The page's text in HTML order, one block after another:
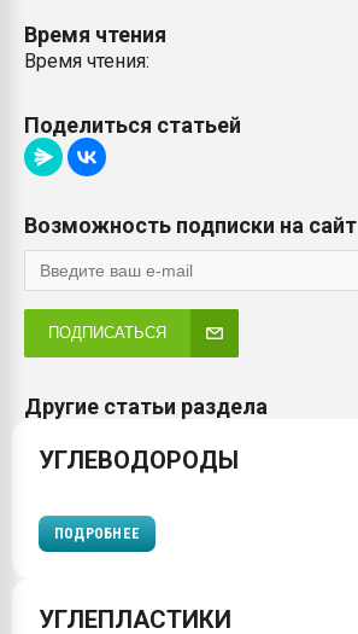
Время чтения
Время чтения:
Поделиться статьей
Возможность подписки на сайт
ПОДПИСАТЬСЯ
Другие статьи раздела
УГЛЕВОДОРОДЫ
ПОДРОБНЕЕ
УГЛЕПЛАСТИКИ